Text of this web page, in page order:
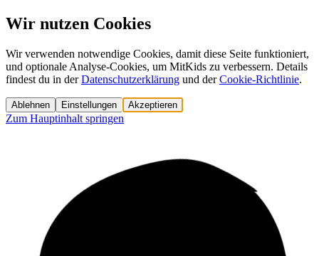
Wir nutzen Cookies
Wir verwenden notwendige Cookies, damit diese Seite funktioniert,
und optionale Analyse-Cookies, um MitKids zu verbessern. Details
findest du in der Datenschutzerklärung und der Cookie-Richtlinie.
Ablehnen Einstellungen Akzeptieren
Zum Hauptinhalt springen